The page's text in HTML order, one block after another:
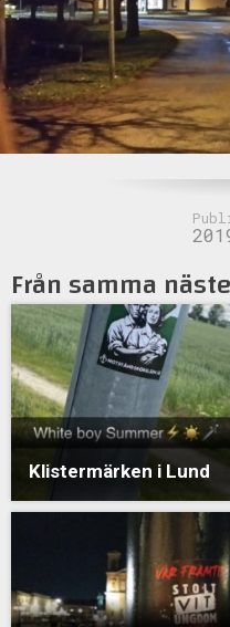
Från samma
Klistermärken i Lund